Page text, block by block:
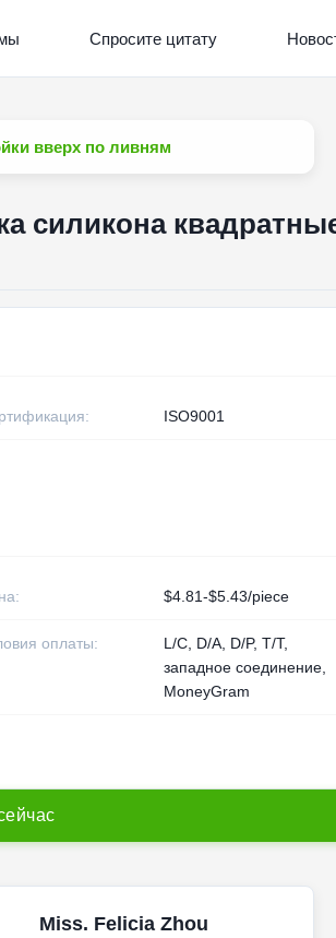
Спросите цитату
вверх по ливням
силикона
ISO9001
$4.81-$5.43/piece
оплаты:
L/C, D/A, D/P, T/T,
западное соединение,
MoneyGram
ейчас
Miss. Felicia Zhou